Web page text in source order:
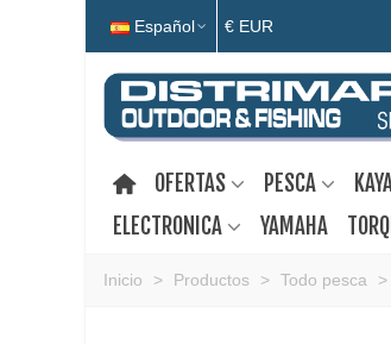
Español € EUR
OFERTAS PESCA
ELECTRONICA
YAMAHA
Inicio > Productos > Todo pesca >